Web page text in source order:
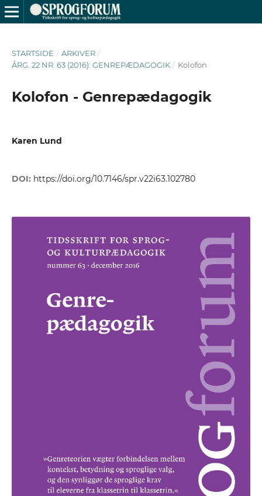
STARTSIDE / ARKIVER /
ÅRG. 22 NR. 63 (2016): GENREPÆDAGOGIK / Kolofon
Kolofon - Genrepædagogik
Karen Lund
DOI: https://doi.org/10.7146/spr.v22i63.102780